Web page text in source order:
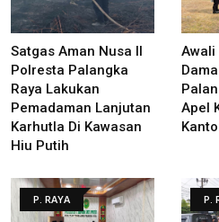
Satgas Aman Nusa II
Polresta Palangka
Raya Lakukan
Pemadaman Lanjutan
Karhutla Di Kawasan
Hiu Putih
Awali
Apel
P. RAYA P.